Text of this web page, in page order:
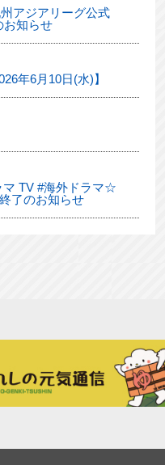
アジアリーグ公式
お知らせ
年6月10日(水)】
マ TV #海外ドラマ☆
了のお知らせ